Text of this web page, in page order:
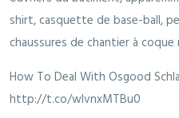
shirt, casquette de base-ball,
chaussures de chantier à coque
How To Deal With Osgood
http://t.co/wIvnxMTBu0